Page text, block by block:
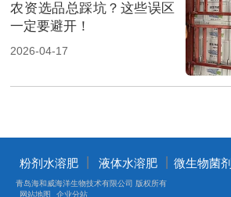
农资选品总踩坑？这些误区
一定要避开！
2026-04-17
粉剂水溶肥 液体水溶肥 丨微生物菌剂
青岛海和威海洋生物技术有限公司 版权所有
网站地图
企业分站